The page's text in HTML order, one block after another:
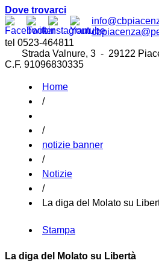
Dove trovarci
tel 0523-464811
Strada Valnure, 3 - 29122
C.F. 91096830335
Home
/
/
notizie banner
/
Notizie
/
La diga del Molato su
Stampa
La diga del Molato su Libertà